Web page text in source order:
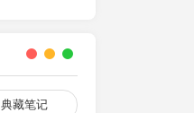
典藏笔记